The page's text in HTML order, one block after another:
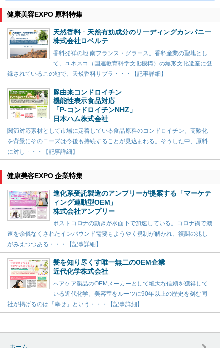
健康美容EXPO 原料特集
天然香料・天然有効成分のリーディングカンパニー
株式会社ロベルテ
香料発祥の地 南フランス・グラース。香料産業の聖地とし
て、ユネスコ（国連教育科学文化機構）の無形文化遺産に登
録されているこの地で、天然香料サプラ・・・【記事詳細】
豚由来コンドロイチン
機能性表示食品対応
「P-コンドロイチンNHZ」
日本ハム株式会社
関節対応素材として市場に定着している食品原料のコンドロイチン。高齢化
を背景にそのニーズは今後も持続することが見込まれる。そうした中、原料
に対し・・・【記事詳細】
健康美容EXPO 企業特集
進化系受託製造のアンプリーが提案する「マーケテ
ィング連動型OEM」
株式会社アンプリー
ポストコロナの動きが水面下で加速している。コロナ禍で減
速を余儀なくされたインバウンド需要もようやく規制が解かれ、復調の兆し
がみえつつある・・・【記事詳細】
髪を知り尽くす唯一無二のOEM企業
近代化学株式会社
ヘアケア製品のOEMメーカーとして絶大な信頼を獲得して
いる近代化学。美容室をルーツに90年以上の歴史を刻む同
社が掲げるのは「幸せ」という・・・【記事詳細】
ホーム